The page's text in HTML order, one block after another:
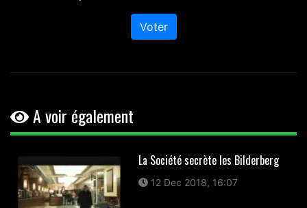
Voter
A voir également
La Société secrète les Bilderberg
12 Dec 2018, 16:07